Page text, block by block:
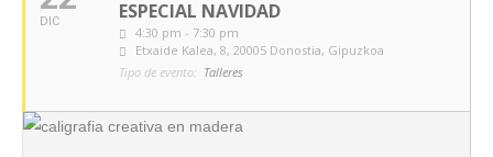
DIC ESPECIAL NAVIDAD
4:30 pm - 7:30 pm
Etxaide Kalea, 8, 20005 Donostia, Gipuzkoa
Tipo de evento: Talleres